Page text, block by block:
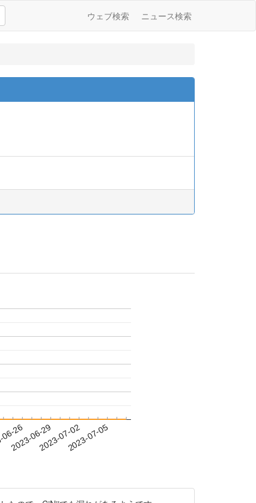
ウェブ検索 ニュース検索
26
2023-06-292023-07-022023-07-05